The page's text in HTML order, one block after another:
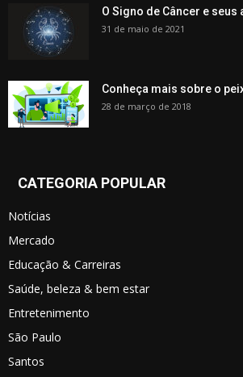
O Signo de Câncer e seus
31 de maio de 2021
Conheça mais sobre o
28 de março de 2018
CATEGORIA POPULAR
Notícias
Mercado
Educação & Carreiras
Saúde, beleza & bem estar
Entretenimento
São Paulo
Santos